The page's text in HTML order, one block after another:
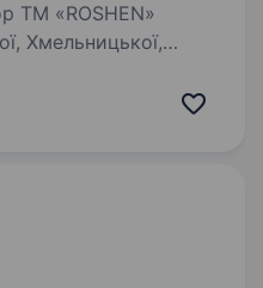
ТМ «ROSHEN»
Хмельницької,
Кам’янець-